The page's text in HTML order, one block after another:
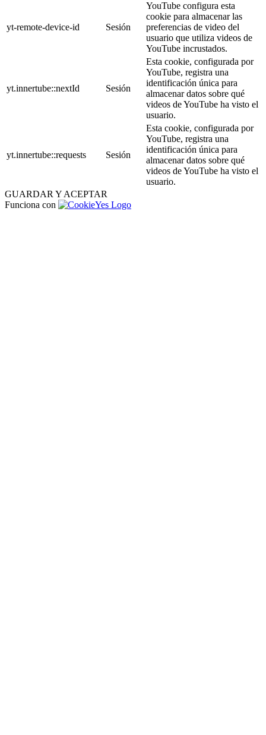
yt-remote-device-id Sesión
YouTube configura esta
cookie para almacenar las
preferencias de video del
usuario que utiliza videos de
YouTube incrustados.
yt.innertube::nextId Sesión
Esta cookie, configurada por
YouTube, registra una
identificación única para
almacenar datos sobre qué
videos de YouTube ha visto el
usuario.
yt.innertube::requests Sesión
Esta cookie, configurada por
YouTube, registra una
identificación única para
almacenar datos sobre qué
videos de YouTube ha visto el
usuario.
GUARDAR Y ACEPTAR
Funciona con